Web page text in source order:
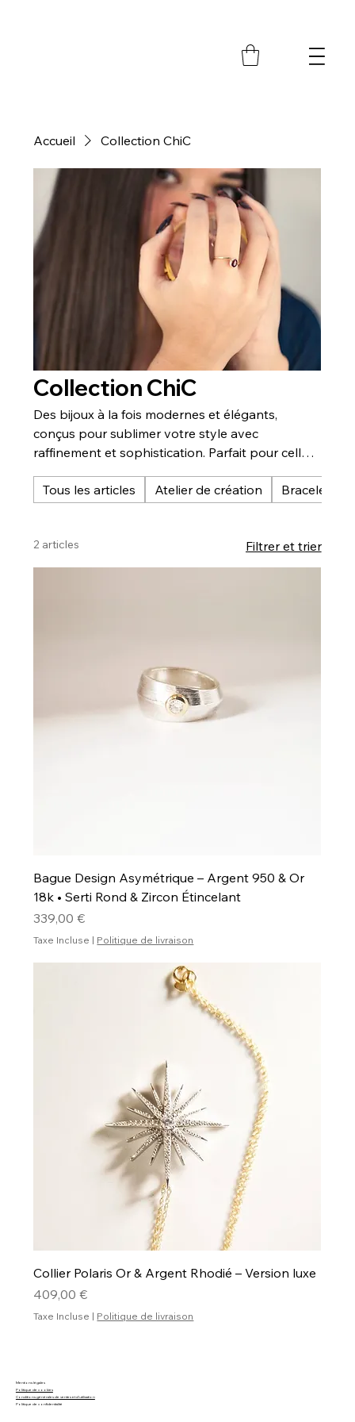
Accueil Collection ChiC
Collection ChiC
Des bijoux à la fois modernes et élégants,
conçus pour sublimer votre style avec
raffinement et sophistication. Parfait pour celles
intemporelles et distinctives.
Tous les articles Atelier de création Bracelet
2 articles Filtrer et trier
Bague Design Asymétrique – Argent 950 & Or
18k • Serti Rond & Zircon Étincelant
Prix
339,00 €
Taxe Incluse | Politique de livraison
Collier Polaris Or & Argent Rhodié – Version luxe
Prix
409,00 €
Taxe Incluse | Politique de livraison
Mentions légales
Politique de cookies
Conditions générales de ventes et d'utilisation
Politique de confidentialité